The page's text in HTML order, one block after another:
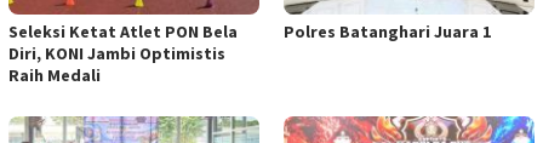
Seleksi Ketat Atlet PON Bela
Diri, KONI Jambi Optimistis
Raih Medali
Polres Batanghari Juara 1